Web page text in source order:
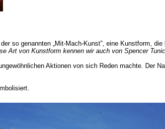
so genannten „Mit-Mach-Kunst”, eine Kunstform,
Art von Kunstform kennen wir auch von Spencer
Aktionen von sich Reden machte. Der